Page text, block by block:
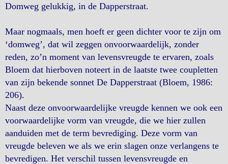
Domweg gelukkig, in de Dapperstraat.
Maar nogmaals, men hoeft er geen dichter voor te zijn om
‘domweg’, dat wil zeggen onvoorwaardelijk, zonder
reden, zo’n moment van levensvreugde te ervaren, zoals
Bloem dat hierboven noteert in de laatste twee coupletten
van zijn bekende sonnet De Dapperstraat (Bloem, 1986:
206).
Naast deze onvoorwaardelijke vreugde kennen we ook een
voorwaardelijke vorm van vreugde, die we hier zullen
aanduiden met de term bevrediging. Deze vorm van
vreugde beleven we als we erin slagen onze verlangens te
bevredigen. Het verschil tussen levensvreugde en